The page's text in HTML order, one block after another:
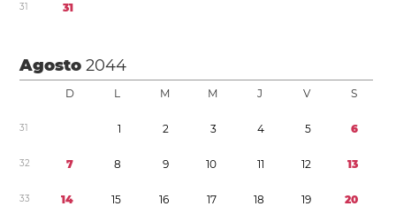
31 31
Agosto2044
D L M M J V S
31 1 2 3 4 5 6
32 7 8 9 10 11 12 13
33 14 15 16 17 18 19 20